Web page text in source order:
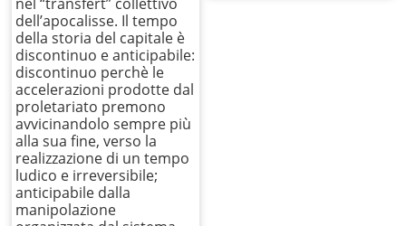
dell’apocalisse. Il tempo
della storia del capitale è
discontinuo e anticipabile:
discontinuo perchè le
accelerazioni prodotte dal
proletariato premono
avvicinandolo sempre più
alla sua fine, verso la
realizzazione di un tempo
ludico e irreversibile;
anticipabile dalla
manipolazione